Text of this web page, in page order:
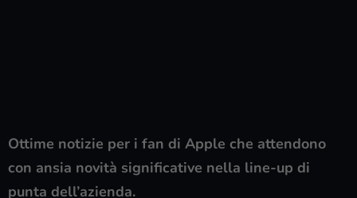
Ottime notizie per i fan di Apple che attendono
con ansia novità significative nella line-up di
punta dell’azienda.